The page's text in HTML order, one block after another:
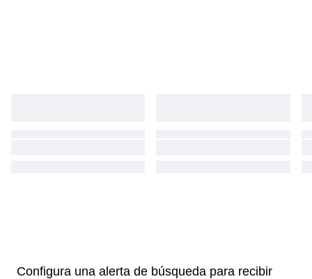
Configura una alerta de búsqueda para recibir